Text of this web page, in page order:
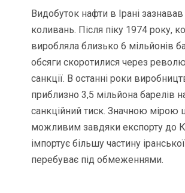
Видобуток нафти в Ірані
коливань. Після піку 1974 року,
виробляла близько 6 мільйонів
обсяги скоротилися через
санкції. В останні роки
приблизно 3,5 мільйона барелів
санкційний тиск. Значною мірою
можливим завдяки експорту до
імпортує більшу частину
перебуває під обмеженнями.